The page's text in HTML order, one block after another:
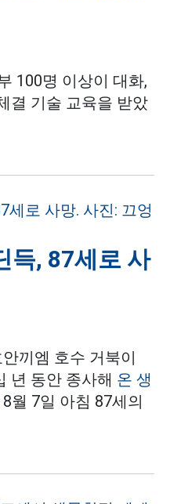
100명 이상이 대화,
결 기술 교육을 받았
득, 87세로 사
끼엠 호수 거북이
년 동안 종사해 온 생
8월 7일 아침 87세의